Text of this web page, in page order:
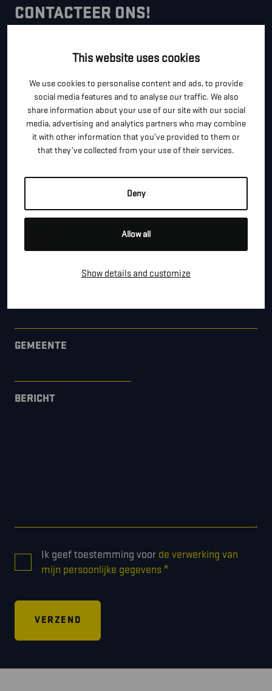
This website uses cookies
We use cookies to personalise content and ads, to provide
social media features and to analyse our traffic. We also
share information about your use of our site with our social
media, advertising and analytics partners who may combine
it with other information that you’ve provided to them or
that they’ve collected from your use of their services.
Deny
Allow all
Show details and customize
CONTACTEER ONS!
vragen, een afspraak te maken of gewoon om even
hallo te zeggen.
" geeft vereiste velden aan
VOOR- EN ACHTERNAAM *
GEMEENTE
BERICHT
* Ik geef toestemming voor de verwerking van
mijn persoonlijke gegevens*